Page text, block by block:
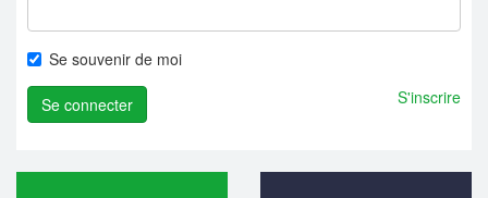
Se souvenir de moi
S'inscrire